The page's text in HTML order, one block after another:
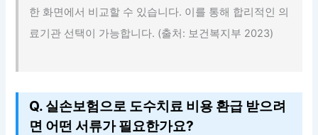
한 화면에서 비교할 수 있습니다. 이를 통해 합리적인 의
료기관 선택이 가능합니다. (출처: 보건복지부 2023)
Q. 실손보험으로 도수치료 비용 환급 받으려
면 어떤 서류가 필요한가요?